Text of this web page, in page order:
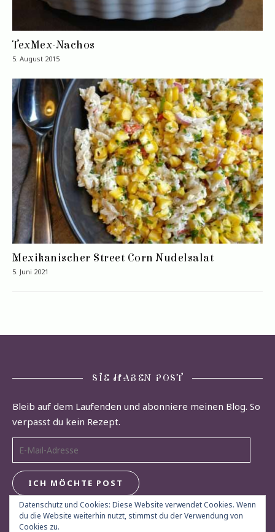
TexMex-Nachos
5. August 2015
Mexikanischer Street Corn Nudelsalat
5. Juni 2021
SIE HABEN POST
Bleib auf dem Laufenden und abonniere meinen Blog. So
verpasst du kein Rezept.
E-Mail-Adresse
ICH MÖCHTE POST
Datenschutz und Cookies: Diese Website verwendet Cookies. Wenn
du die Website weiterhin nutzt, stimmst du der Verwendung von
Cookies zu.